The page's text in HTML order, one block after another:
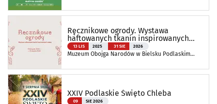
Ręcznikowe ogrody. Wystawa
haftowanych tkanin inspirowanych
naturą
13 LIS 2025 31 SIE 2026
Muzeum Obojga Narodów w Bielsku Podlaskim
XXIV Podlaskie Święto Chleba
09 SIE 2026